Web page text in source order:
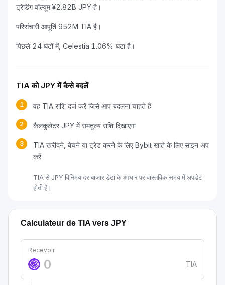
ट्रेडिंग वॉल्यूम ¥2.82B JPY है।
परिसंचारी आपूर्ति 952M TIA है।
पिछले 24 घंटों में, Celestia 1.06% घटा है।
TIA को JPY में कैसे बदलें
1 वह TIA राशि दर्ज करें जिसे आप बदलना चाहते हैं
2 कैलकुलेटर JPY में समतुल्य राशि दिखाएगा
3
TIA खरीदने, बेचने या ट्रेड करने के लिए Bybit खाते के लिए साइन अप
करें
TIA से JPY विनिमय दर बाजार डेटा के आधार पर वास्तविक समय में अपडेट
होती है।
Calculateur de TIA vers JPY
Recevoir
TIA